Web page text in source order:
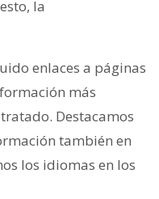
la
enlaces a páginas
más
Destacamos
también en
los idiomas en los